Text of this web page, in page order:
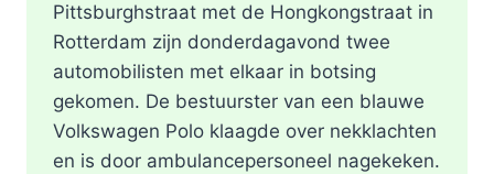
Pittsburghstraat met de Hongkongstraat in
Rotterdam zijn donderdagavond twee
automobilisten met elkaar in botsing
gekomen. De bestuurster van een blauwe
Volkswagen Polo klaagde over nekklachten
en is door ambulancepersoneel nagekeken.